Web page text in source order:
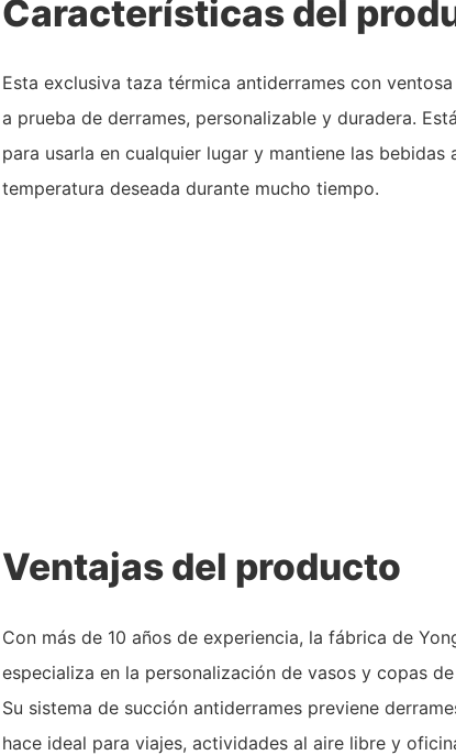
Características del
Esta exclusiva taza térmica antiderrames con
a prueba de derrames, personalizable y duradera.
para usarla en cualquier lugar y mantiene las bebidas
temperatura deseada durante mucho tiempo.
Ventajas del producto
Con más de 10 años de experiencia, la fábrica de
especializa en la personalización de vasos y copas
Su sistema de succión antiderrames previene
hace ideal para viajes, actividades al aire libre y